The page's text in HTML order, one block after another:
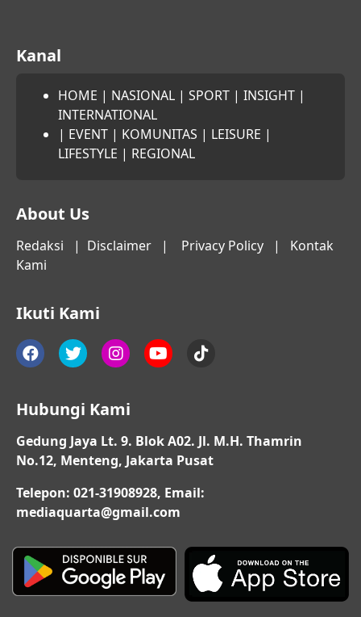
Kanal
HOME | NASIONAL | SPORT | INSIGHT |
INTERNATIONAL
| EVENT | KOMUNITAS | LEISURE |
LIFESTYLE | REGIONAL
About Us
Redaksi | Disclaimer | Privacy Policy | Kontak
Kami
Ikuti Kami
Hubungi Kami
Gedung Jaya Lt. 9. Blok A02. Jl. M.H. Thamrin
No.12, Menteng, Jakarta Pusat
Telepon: 021-31908928, Email:
mediaquarta@gmail.com